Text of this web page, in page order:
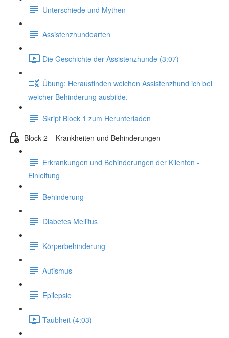
Unterschiede und Mythen
Assistenzhundearten
Die Geschichte der Assistenzhunde (3:07)
Übung: Herausfinden welchen Assistenzhund ich bei
welcher Behinderung ausbilde.
Skript Block 1 zum Herunterladen
Block 2 – Krankheiten und Behinderungen
Erkrankungen und Behinderungen der Klienten -
Einleitung
Behinderung
Diabetes Mellitus
Körperbehinderung
Autismus
Epilepsie
Taubheit (4:03)